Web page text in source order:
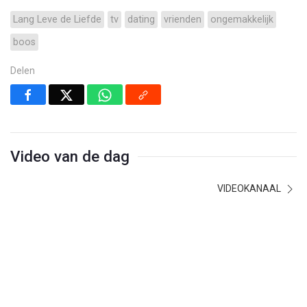
Lang Leve de Liefde tv dating vrienden
ongemakkelijk
boos
Delen
Video van de dag
VIDEOKANAAL